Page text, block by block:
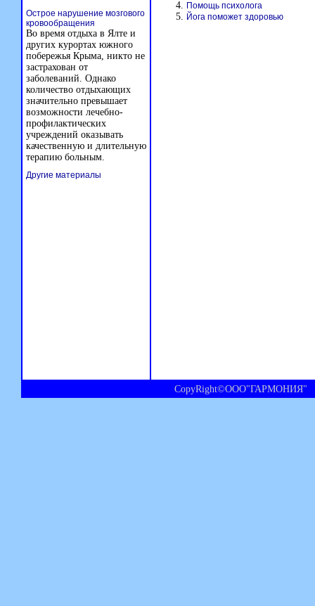
Помощь психолога
Йога поможет здоровью
Острое нарушение мозгового
кровообращения
Во время отдыха в Ялте и
других курортах южного
побережья Крыма, никто не
застрахован от
заболеваний. Однако
количество отдыхающих
значительно превышает
возможности лечебно-
профилактических
учреждений оказывать
качественную и длительную
терапию больным.
Другие материалы